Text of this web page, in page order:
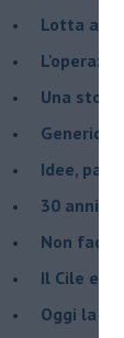
Lotta alla
Una
Idee,
30 anni fa
Non
Il Cile e
Oggi la